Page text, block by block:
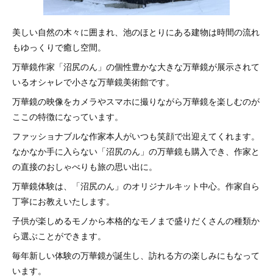
美しい自然の木々に囲まれ、池のほとりにある建物は時間の流れ
もゆっくりで癒し空間。
万華鏡作家「沼尻のん」の個性豊かな大きな万華鏡が展示されて
いるオシャレで小さな万華鏡美術館です。
万華鏡の映像をカメラやスマホに撮りながら万華鏡を楽しむのが
ここの特徴になっています。
ファッショナブルな作家本人がいつも笑顔で出迎えてくれます。
なかなか手に入らない「沼尻のん」の万華鏡も購入でき、作家と
の直接のおしゃべりも旅の思い出に。
万華鏡体験は、「沼尻のん」のオリジナルキット中心。作家自ら
丁寧にお教えいたします。
子供が楽しめるモノから本格的なモノまで盛りだくさんの種類か
ら選ぶことができます。
毎年新しい体験の万華鏡が誕生し、訪れる方の楽しみにもなって
います。